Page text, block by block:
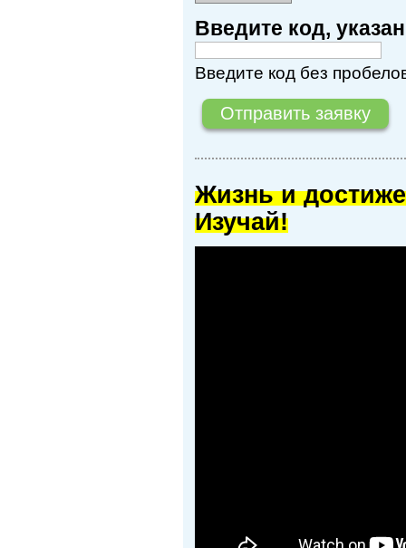
Введите код,
Введите код без
Жизнь и
Изучай!